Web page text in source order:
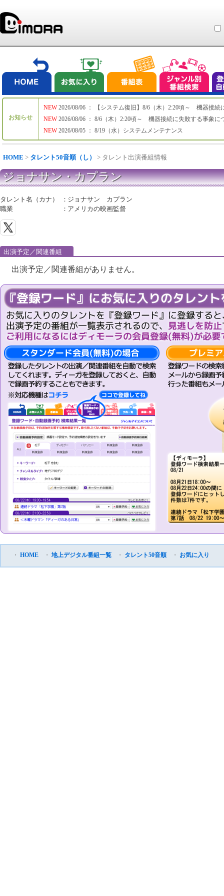
お知らせ
NEW
NEW
NEW
2026/08/06 ： 【システム復旧】8/6（木）2:20頃～ 機器接続
2026/08/06 ： 8/6（木）2:20頃～ 機器接続に失敗する事象に
2026/08/05 ： 8/19（水）システムメンテナンス
HOME > タレント50音順（し） > タレント出演番組情報
ジョナサン・カプラン
タレント名（カナ） ： ジョナサン カプラン
職業
： アメリカの映画監督
出演予定／関連番組
出演予定／関連番組がありません。
・ HOME ・ 地上デジタル番組一覧 ・ タレント50音順 ・ お気に入り